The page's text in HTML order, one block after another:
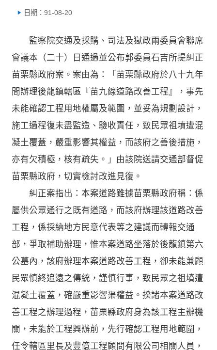
日期：91-08-20
監察院交通及採購、司法及獄政兩委員會聯席
會議本（二十）日通過並公布郭委員石吉所提糾正
苗栗縣政府案。案由為：「苗栗縣政府於八十九年
間辦理後龍鎮轄區『苗九線道路改善工程』，事先
未能確認工程用地權屬及範圍，並妥為規劃設計，
施工過程復未盡監造、驗收責任，致民眾祖墳遭混
凝土覆蓋，嚴重影響其權益，而該府之善後措施，
亦有欠積極，核有疏失。」由該院送請交通部督促
苗栗縣政府，切實檢討改進見復。
糾正案指出：本案道路雖據苗栗縣政府稱：係
屬供公眾通行之既有道路，而該府辦理該道路改善
工程，係採納地方民意代表等之建議而轉報交通
部，爭取補助辦理，惟本案道路坐落於後龍鎮第六
公墓內，該府辦理本案道路改善工程，卻未能兼顧
民眾慎終追遠之傳統，謹慎行事，致民眾之祖墳遭
混凝土覆蓋，確嚴重影響渠權益。揆諸本案道路改
善工程之辦理過程，苗栗縣政府身為該工程主辦機
關，未能於工程興辦前，先行確認工程用地範圍，
任令轄區里長及豐億工程顧問有限公司相關人員，